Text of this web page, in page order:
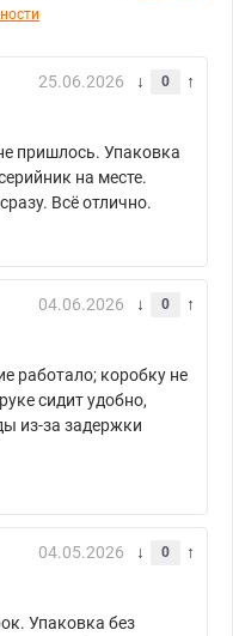
25.06.2026 0
пришлось. Упаковка
на месте.
Всё отлично.
04.06.2026 0
работало; коробку не
сидит удобно,
из-за задержки
04.05.2026 0
Упаковка без